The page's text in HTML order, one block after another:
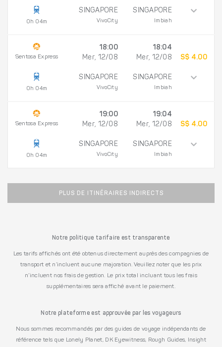
0h 04m
SINGAPORE
VivoCity
SINGAPORE
Imbiah
Sentosa Express
0h 04m
18:00
Mer, 12/08
SINGAPORE
VivoCity
18:04
Mer, 12/08
SINGAPORE
Imbiah
S$ 4.00
Sentosa Express
0h 04m
19:00
Mer, 12/08
SINGAPORE
VivoCity
19:04
Mer, 12/08
SINGAPORE
Imbiah
S$ 4.00
PLUS DE ITINÉRAIRES INDIRECTS
Notre politique tarifaire est transparente
Les tarifs affichés ont été obtenus directement auprès des compagnies de
transport et n’incluent aucune majoration. Veuillez noter que les prix
n’incluent nos frais de gestion. Le prix total incluant tous les frais
supplémentaires sera affiché avant le paiement.
Notre plateforme est approuvée par les voyageurs
Nous sommes recommandés par des guides de voyage indépendants de
référence tels que Lonely Planet, DK Eyewitness, Rough Guides, Insight